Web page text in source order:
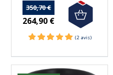
350,70 €
264,90 €